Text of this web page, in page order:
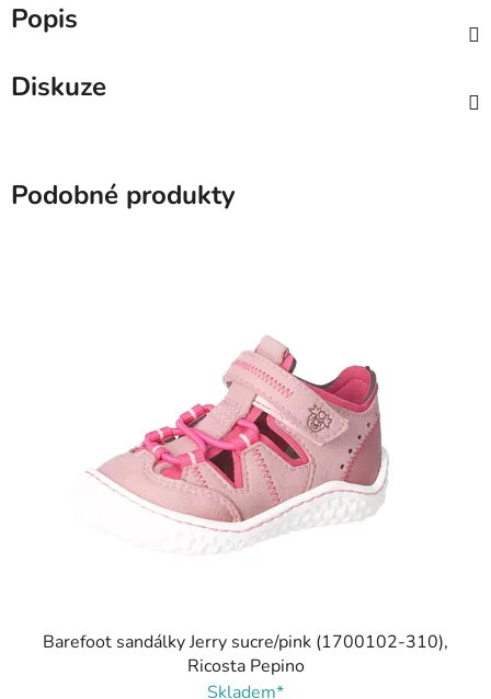
Popis
Diskuze
Podobné produkty
Barefoot sandálky Jerry sucre/pink (1700102-310),
Ricosta Pepino
Skladem*